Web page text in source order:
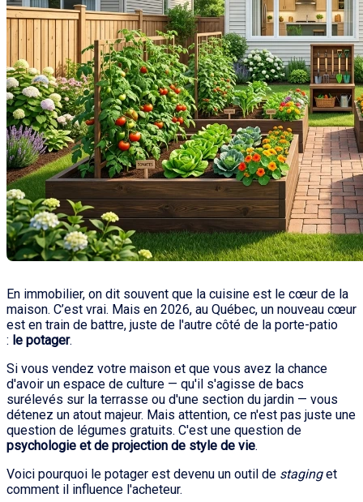
En immobilier, on dit souvent que la cuisine est le cœur de la
maison. C’est vrai. Mais en 2026, au Québec, un nouveau cœur
est en train de battre, juste de l'autre côté de la porte-patio
: le potager.
Si vous vendez votre maison et que vous avez la chance
d'avoir un espace de culture — qu'il s'agisse de bacs
surélevés sur la terrasse ou d'une section du jardin — vous
détenez un atout majeur. Mais attention, ce n'est pas juste une
question de légumes gratuits. C'est une question de
psychologie et de projection de style de vie.
Voici pourquoi le potager est devenu un outil de staginget
comment il influence l'acheteur.